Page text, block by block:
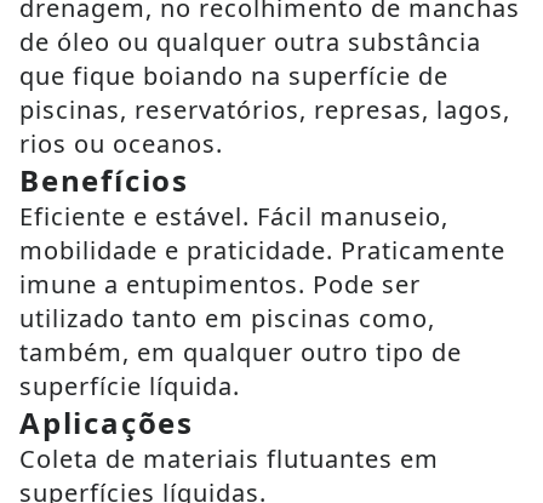
drenagem, no recolhimento de manchas
de óleo ou qualquer outra substância
que fique boiando na superfície de
piscinas, reservatórios, represas, lagos,
rios ou oceanos.
Benefícios
Eficiente e estável. Fácil manuseio,
mobilidade e praticidade. Praticamente
imune a entupimentos. Pode ser
utilizado tanto em piscinas como,
também, em qualquer outro tipo de
superfície líquida.
Aplicações
Coleta de materiais flutuantes em
superfícies líquidas.